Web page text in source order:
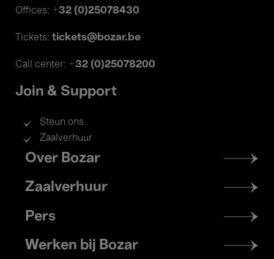
Offices: +32 (0)25078430
Tickets: tickets@bozar.be
Call center: +32 (0)25078200
Join & Support
Steun ons
Zaalverhuur
Footer
menu
Over Bozar
Zaalverhuur
Pers
Werken bij Bozar